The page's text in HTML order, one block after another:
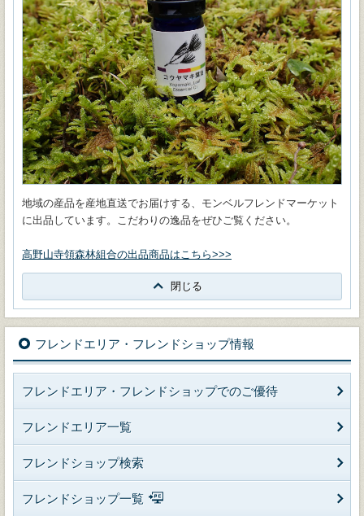
地域の産品を産地直送でお届けする、モンベルフレンドマーケット
に出品しています。こだわりの逸品をぜひご覧ください。
高野山寺領森林組合の出品商品はこちら>>>
閉じる
フレンドエリア・フレンドショップ情報
フレンドエリア・フレンドショップでのご優待
フレンドエリア一覧
フレンドショップ検索
フレンドショップ一覧